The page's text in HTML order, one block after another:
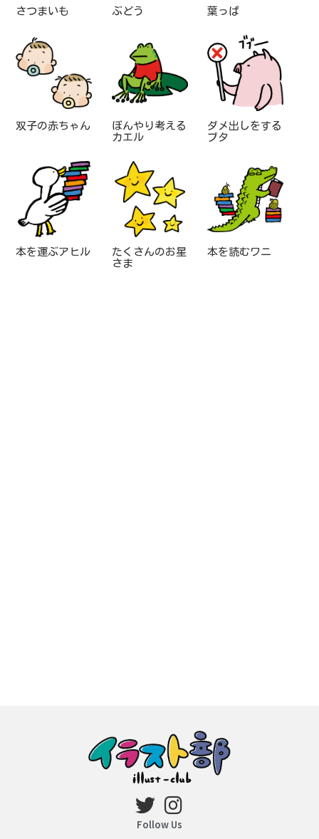
さつまいも ぶどう 葉っぱ
双子の赤ちゃん
ぼんやり考える
カエル
ダメ出しをする
ブタ
本を運ぶアヒル
たくさんのお星
さま
本を読むワニ
Follow Us